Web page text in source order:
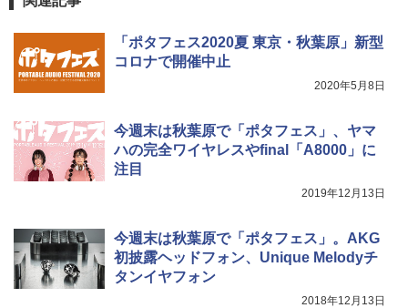
「ポタフェス2020夏 東京・秋葉原」新型
コロナで開催中止
2020年5月8日
今週末は秋葉原で「ポタフェス」、ヤマ
ハの完全ワイヤレスやfinal「A8000」に
注目
2019年12月13日
今週末は秋葉原で「ポタフェス」。AKG
初披露ヘッドフォン、Unique Melodyチ
タンイヤフォン
2018年12月13日